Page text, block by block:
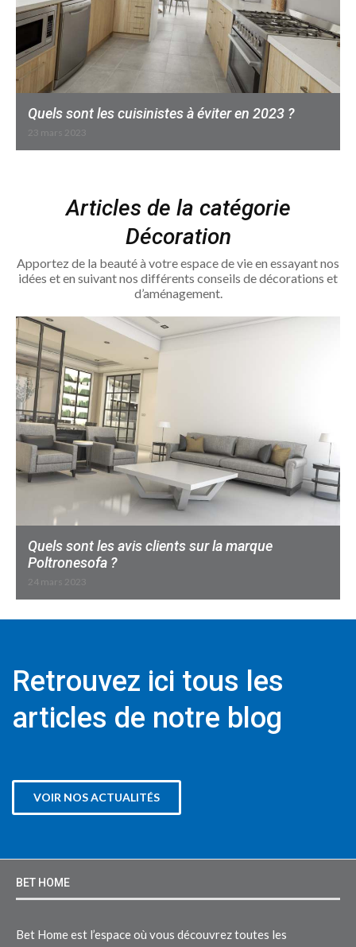
Quels sont les cuisinistes à éviter en 2023 ?
23 mars 2023
Articles de la catégorie
Décoration
Apportez de la beauté à votre espace de vie en essayant nos
idées et en suivant nos différents conseils de décorations et
d’aménagement.
Quels sont les avis clients sur la marque
Poltronesofa ?
24 mars 2023
Retrouvez ici tous les
articles de notre blog
VOIR NOS ACTUALITÉS
BET HOME
Bet Home est l’espace où vous découvrez toutes les